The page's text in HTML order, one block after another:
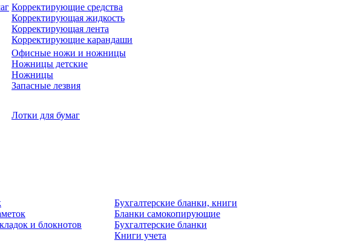
Корректирующие средства
Корректирующая жидкость
Корректирующая лента
Корректирующие карандаши
Офисные ножи и ножницы
Ножницы детские
Ножницы
Запасные лезвия
Лотки для бумаг
и блокнотов
Бухгалтерские бланки, книги
Бланки самокопирующие
Бухгалтерские бланки
Книги учета